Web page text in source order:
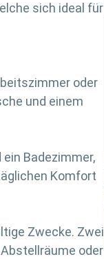
sich ideal für
oder
und einem
Badezimmer,
Komfort
Zwecke. Zwei
oder